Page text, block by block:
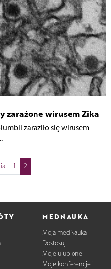
zarażone wirusem Zika
zaraziło się wirusem
1 2
MEDNAUKA
Moja medNauka
Dostosuj
Moje ulubione
Moje konferencje i